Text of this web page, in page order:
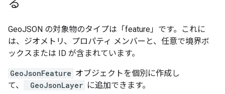
る
GeoJSON の対象物のタイプは「feature」です。これに
は、ジオメトリ、プロパティ メンバーと、任意で境界ボ
ックスまたは ID が含まれています。
GeoJsonFeature オブジェクトを個別に作成し
て、
GeoJsonLayer に追加できます。